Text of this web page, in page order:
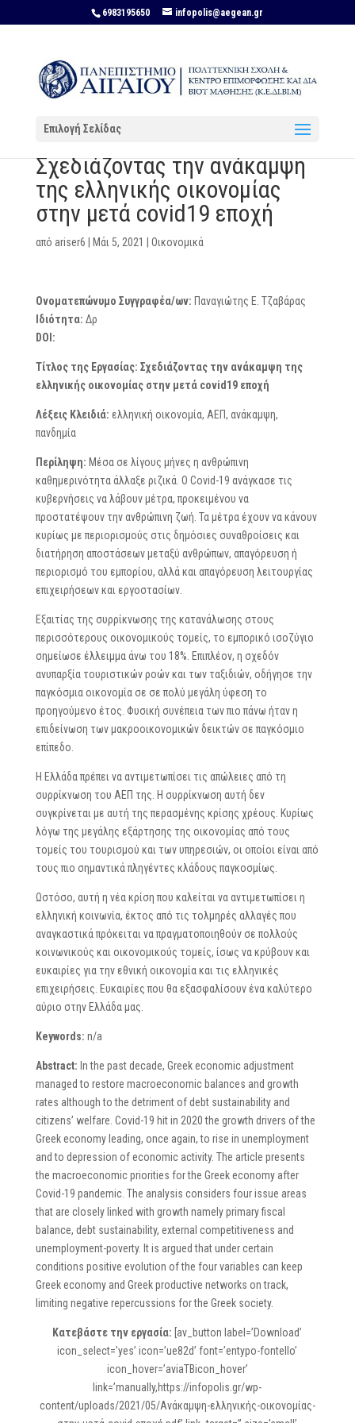
6983195650 infopolis@aegean.gr
Επιλογή Σελίδας
Σχεδιάζοντας την ανάκαμψη
της ελληνικής οικονομίας
στην μετά covid19 εποχή
από ariser6 Μάι 5, 2021 Οικονομικά
Ονοματεπώνυμο Συγγραφέα/ων: Παναγιώτης Ε. Τζαβάρας
Ιδιότητα: Δρ
DOI:
Τίτλος της Εργασίας: Σχεδιάζοντας την ανάκαμψη της
ελληνικής οικονομίας στην μετά covid19 εποχή
Λέξεις Κλειδιά: ελληνική οικονομία, ΑΕΠ, ανάκαμψη,
πανδημία
Περίληψη: Μέσα σε λίγους μήνες η ανθρώπινη
καθημερινότητα άλλαξε ριζικά. Ο Covid-19 ανάγκασε τις
κυβερνήσεις να λάβουν μέτρα, προκειμένου να
προστατέψουν την ανθρώπινη ζωή. Τα μέτρα έχουν να κάνουν
κυρίως με περιορισμούς στις δημόσιες συναθροίσεις και
διατήρηση αποστάσεων μεταξύ ανθρώπων, απαγόρευση ή
περιορισμό του εμπορίου, αλλά και απαγόρευση λειτουργίας
επιχειρήσεων και εργοστασίων.
Εξαιτίας της συρρίκνωσης της κατανάλωσης στους
περισσότερους οικονομικούς τομείς, το εμπορικό ισοζύγιο
σημείωσε έλλειμμα άνω του 18%. Επιπλέον, η σχεδόν
ανυπαρξία τουριστικών ροών και των ταξιδιών, οδήγησε την
παγκόσμια οικονομία σε σε πολύ μεγάλη ύφεση το
προηγούμενο έτος. Φυσική συνέπεια των πιο πάνω ήταν η
επιδείνωση των μακροοικονομικών δεικτών σε παγκόσμιο
επίπεδο.
Η Ελλάδα πρέπει να αντιμετωπίσει τις απώλειες από τη
συρρίκνωση του ΑΕΠ της. Η συρρίκνωση αυτή δεν
συγκρίνεται με αυτή της περασμένης κρίσης χρέους. Κυρίως
λόγω της μεγάλης εξάρτησης της οικονομίας από τους
τομείς του τουρισμού και των υπηρεσιών, οι οποίοι είναι από
τους πιο σημαντικά πληγέντες κλάδους παγκοσμίως.
Ωστόσο, αυτή η νέα κρίση που καλείται να αντιμετωπίσει η
ελληνική κοινωνία, έκτος από τις τολμηρές αλλαγές που
αναγκαστικά πρόκειται να πραγματοποιηθούν σε πολλούς
κοινωνικούς και οικονομικούς τομείς, ίσως να κρύβουν και
ευκαιρίες για την εθνική οικονομία και τις ελληνικές
επιχειρήσεις. Ευκαιρίες που θα εξασφαλίσουν ένα καλύτερο
αύριο στην Ελλάδα μας.
Keywords: n/a
Abstract: In the past decade, Greek economic adjustment
managed to restore macroeconomic balances and growth
rates although to the detriment of debt sustainability and
citizens’ welfare. Covid-19 hit in 2020 the growth drivers of the
Greek economy leading, once again, to rise in unemployment
and to depression of economic activity. The article presents
the macroeconomic priorities for the Greek economy after
Covid-19 pandemic. The analysis considers four issue areas
that are closely linked with growth namely primary fiscal
balance, debt sustainability, external competitiveness and
unemployment-poverty. It is argued that under certain
conditions positive evolution of the four variables can keep
Greek economy and Greek productive networks on track,
limiting negative repercussions for the Greek society.
Κατεβάστε την εργασία: [av_button label=’Download’
icon_select=’yes’ icon=’ue82d’ font=’entypo-fontello’
icon_hover=’aviaTBicon_hover’
link=’manually,https://infopolis.gr/wp-
content/uploads/2021/05/Ανάκαμψη-ελληνικής-οικονομίας-